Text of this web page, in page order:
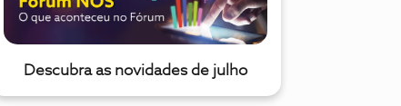
Descubra as novidades de julho